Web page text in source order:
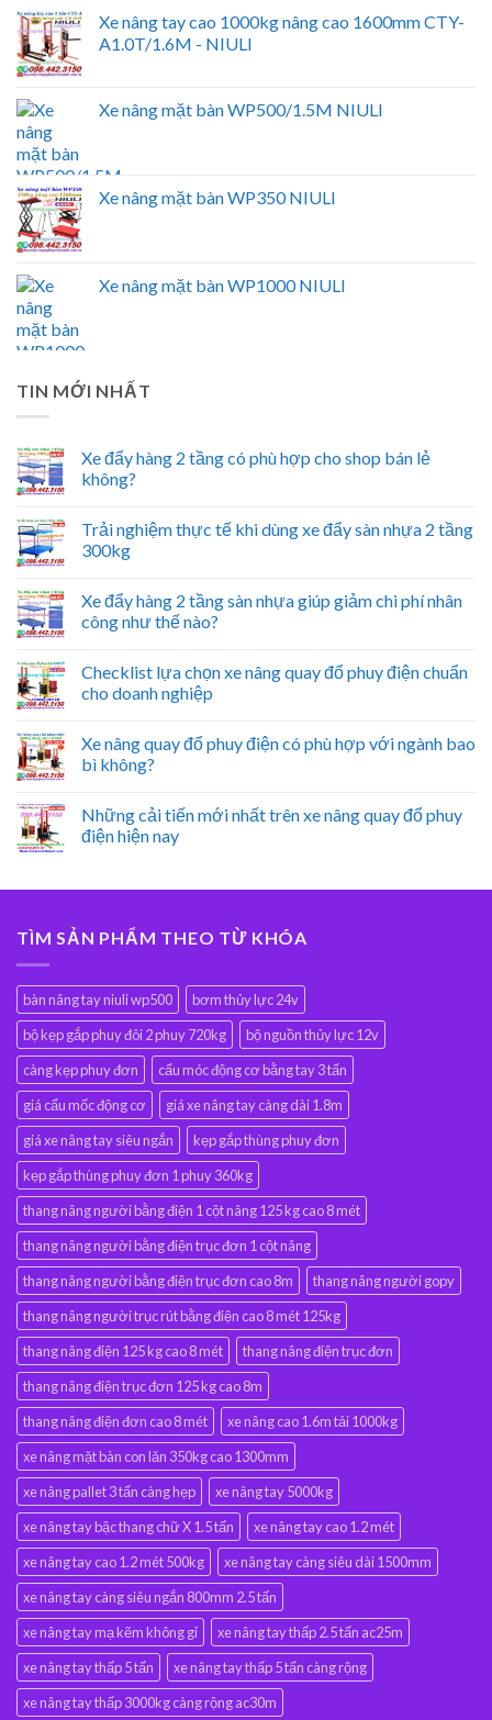
Xe nâng tay cao 1000kg nâng cao 1600mm CTY-
A1.0T/1.6M - NIULI
Xe nâng mặt bàn WP500/1.5M NIULI
Xe nâng mặt bàn WP350 NIULI
Xe nâng mặt bàn WP1000 NIULI
TIN MỚI NHẤT
Xe đẩy hàng 2 tầng có phù hợp cho shop bán lẻ
không?
Trải nghiệm thực tế khi dùng xe đẩy sàn nhựa 2 tầng
300kg
Xe đẩy hàng 2 tầng sàn nhựa giúp giảm chi phí nhân
công như thế nào?
Checklist lựa chọn xe nâng quay đổ phuy điện chuẩn
cho doanh nghiệp
Xe nâng quay đổ phuy điện có phù hợp với ngành bao
bì không?
Những cải tiến mới nhất trên xe nâng quay đổ phuy
điện hiện nay
TÌM SẢN PHẨM THEO TỪ KHÓA
bàn nâng tay niuli wp500
bơm thủy lực 24v
bộ kẹp gắp phuy đôi 2 phuy 720kg
bộ nguồn thủy lực 12v
càng kẹp phuy đơn
cẩu móc động cơ bằng tay 3 tấn
giá cẩu mốc động cơ
giá xe nâng tay càng dài 1.8m
giá xe nâng tay siêu ngắn
kẹp gắp thùng phuy đơn
kẹp gắp thùng phuy đơn 1 phuy 360kg
thang nâng người bằng điện 1 cột nâng 125 kg cao 8 mét
thang nâng người bằng điện trục đơn 1 cột nâng
thang nâng người bằng điện trục đơn cao 8m
thang nâng người gopy
thang nâng người trục rút bằng điện cao 8 mét 125kg
thang nâng điện 125 kg cao 8 mét
thang nâng điện trục đơn
thang nâng điện trục đơn 125 kg cao 8m
thang nâng điện đơn cao 8 mét
xe nâng cao 1.6m tải 1000kg
xe nâng mặt bàn con lăn 350kg cao 1300mm
xe nâng pallet 3 tấn càng hẹp
xe nâng tay 5000kg
xe nâng tay bậc thang chữ X 1.5 tấn
xe nâng tay cao 1.2 mét
xe nâng tay cao 1.2 mét 500kg
xe nâng tay càng siêu dài 1500mm
xe nâng tay càng siêu ngắn 800mm 2.5 tấn
xe nâng tay mạ kẽm không gỉ
xe nâng tay thấp 2.5 tấn ac25m
xe nâng tay thấp 5 tấn
xe nâng tay thấp 5 tấn càng rộng
xe nâng tay thấp 3000kg càng rộng ac30m